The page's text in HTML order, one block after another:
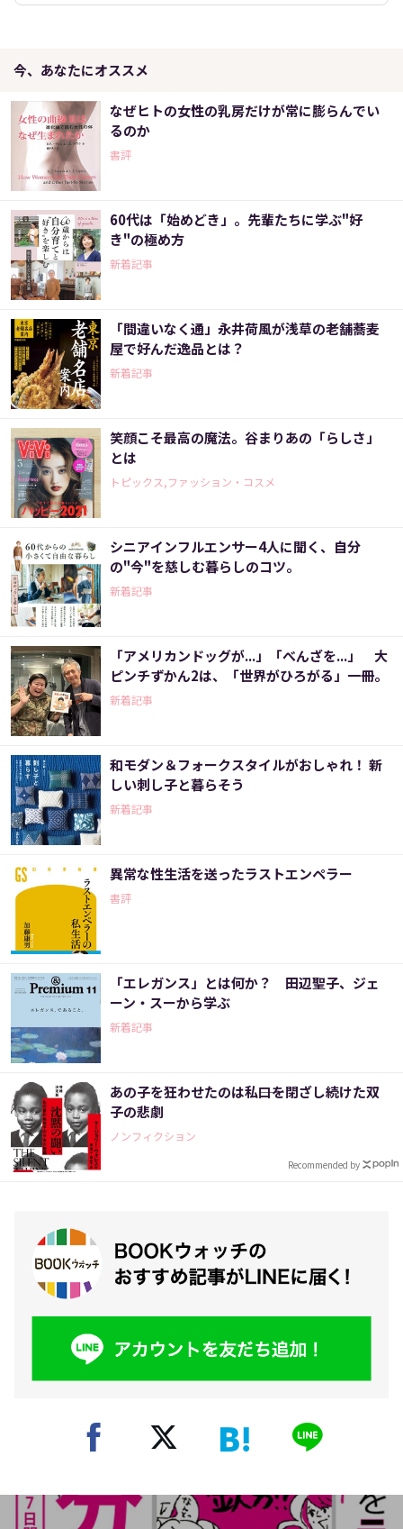
今、あなたにオススメ
なぜヒトの女性の乳房だけが常に膨らんでい
るのか
書評
60代は「始めどき」。先輩たちに学ぶ"好
き"の極め方
新着記事
「間違いなく通」永井荷風が浅草の老舗蕎麦
屋で好んだ逸品とは？
新着記事
笑顔こそ最高の魔法。谷まりあの「らしさ」
とは
トピックス,ファッション・コスメ
シニアインフルエンサー4人に聞く、自分
の"今"を慈しむ暮らしのコツ。
新着記事
「アメリカンドッグが...」「べんざを...」 大
ピンチずかん2は、「世界がひろがる」一冊。
新着記事
和モダン＆フォークスタイルがおしゃれ！ 新
しい刺し子と暮らそう
新着記事
異常な性生活を送ったラストエンペラー
書評
「エレガンス」とは何か？ 田辺聖子、ジェ
ーン・スーから学ぶ
新着記事
あの子を狂わせたのは私――口を閉ざし続けた双
子の悲劇
ノンフィクション
Recommended by